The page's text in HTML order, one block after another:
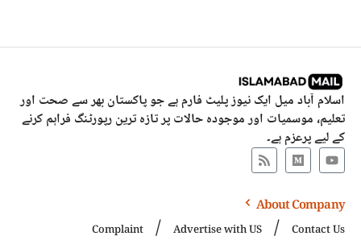
اسلام آباد میل ایک نیوز پلیٹ فارم ہے جو پاکستان بھر سے صحت اور
تعلیم، موسمیات اور موجودہ حالات پر تازہ ترین رپورٹنگ فراہم کرنے
کے لیے پرعزم ہے۔
About Company
Contact Us
Advertise with US
Complaint